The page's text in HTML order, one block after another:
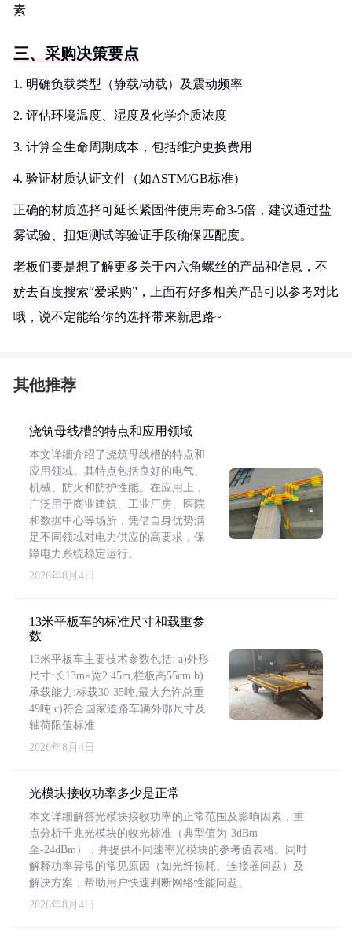
素
三、采购决策要点
1. 明确负载类型（静载/动载）及震动频率
2. 评估环境温度、湿度及化学介质浓度
3. 计算全生命周期成本，包括维护更换费用
4. 验证材质认证文件（如ASTM/GB标准）
正确的材质选择可延长紧固件使用寿命3-5倍，建议通过盐
雾试验、扭矩测试等验证手段确保匹配度。
老板们要是想了解更多关于内六角螺丝的产品和信息，不
妨去百度搜索“爱采购”，上面有好多相关产品可以参考对比
哦，说不定能给你的选择带来新思路~
其他推荐
浇筑母线槽的特点和应用领域
本文详细介绍了浇筑母线槽的特点和
应用领域。其特点包括良好的电气、
机械、防火和防护性能。在应用上，
广泛用于商业建筑、工业厂房、医院
和数据中心等场所，凭借自身优势满
足不同领域对电力供应的高要求，保
障电力系统稳定运行。
2026年8月4日
13米平板车的标准尺寸和载重参
数
13米平板车主要技术参数包括: a)外形
尺寸:长13m×宽2.45m,栏板高55cm b)
承载能力:标载30-35吨,最大允许总重
49吨 c)符合国家道路车辆外廓尺寸及
轴荷限值标准
2026年8月4日
光模块接收功率多少是正常
本文详细解答光模块接收功率的正常范围及影响因素，重
点分析千兆光模块的收光标准（典型值为-3dBm
至-24dBm），并提供不同速率光模块的参考值表格。同时
解释功率异常的常见原因（如光纤损耗、连接器问题）及
解决方案，帮助用户快速判断网络性能问题。
2026年8月4日